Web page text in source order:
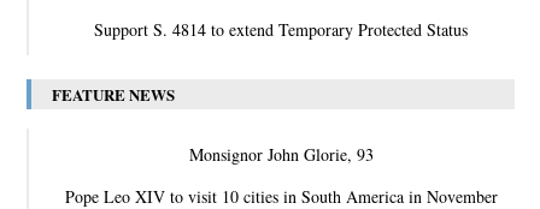
Support S. 4814 to extend Temporary Protected Status
FEATURE NEWS
Monsignor John Glorie, 93
Pope Leo XIV to visit 10 cities in South America in November